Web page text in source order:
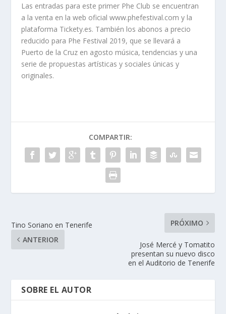
Las entradas para este primer Phe Club se encuentran
a la venta en la web oficial www.phefestival.com y la
plataforma Tickety.es. También los abonos a precio
reducido para Phe Festival 2019, que se llevará a
Puerto de la Cruz en agosto música, tendencias y una
serie de propuestas artísticas y sociales únicas y
originales.
COMPARTIR:
Tino Soriano en Tenerife
ANTERIOR
PRÓXIMO
José Mercé y Tomatito
presentan su nuevo disco
en el Auditorio de Tenerife
SOBRE EL AUTOR